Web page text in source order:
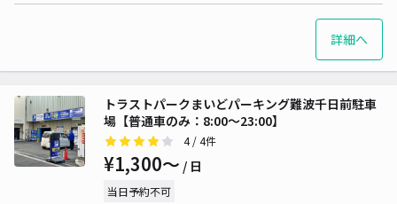
詳細へ
トラストパークまいどパーキング難波千日前駐車
場【普通車のみ：8:00～23:00】
4/ 4件
¥1,300〜 / 日
当日予約不可